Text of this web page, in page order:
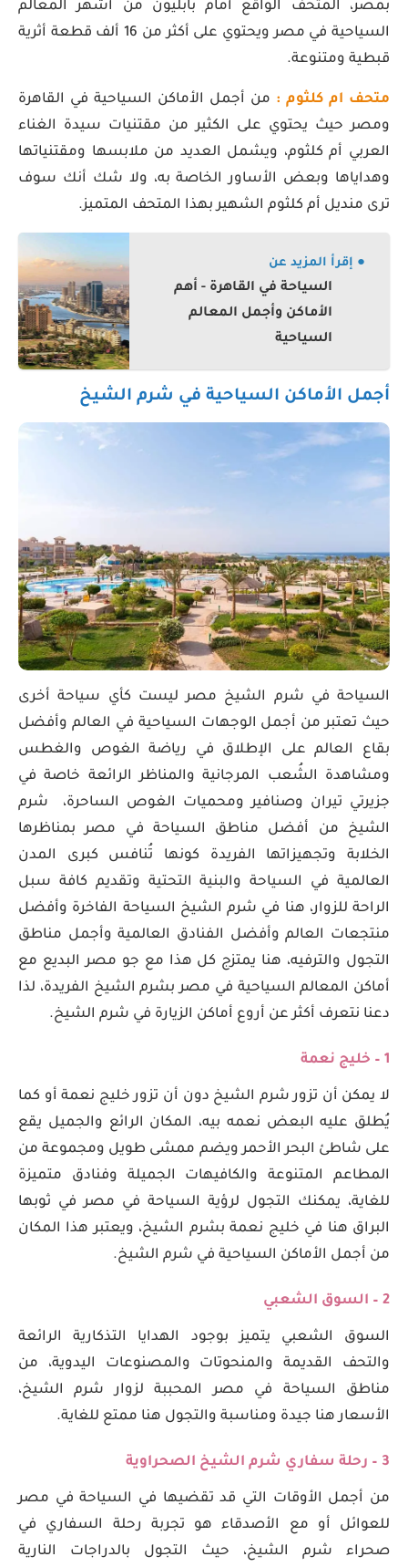
بمصر، المتحف الواقع أمام بابليون من أشهر المعالم
السياحية في مصر ويحتوي على أكثر من 16 ألف قطعة أثرية
قبطية ومتنوعة.
متحف ام كلثوم : من أجمل الأماكن السياحية في القاهرة
ومصر حيث يحتوي على الكثير من مقتنيات سيدة الغناء
العربي أم كلثوم، ويشمل العديد من ملابسها ومقتنياتها
وهداياها وبعض الأساور الخاصة به، ولا شك أنك سوف
ترى منديل أم كلثوم الشهير بهذا المتحف المتميز.
● إقرأ المزيد عن
السياحة في القاهرة - أهم
الأماكن وأجمل المعالم
السياحية
أجمل الأماكن السياحية في شرم الشيخ
السياحة في شرم الشيخ مصر ليست كأي سياحة أخرى
حيث تعتبر من أجمل الوجهات السياحية في العالم وأفضل
بقاع العالم على الإطلاق في رياضة الغوص والغطس
ومشاهدة الشُعب المرجانية والمناظر الرائعة خاصة في
جزيرتي تيران وصنافير ومحميات الغوص الساحرة، شرم
الشيخ من أفضل مناطق السياحة في مصر بمناظرها
الخلابة وتجهيزاتها الفريدة كونها تُنافس كبرى المدن
العالمية في السياحة والبنية التحتية وتقديم كافة سبل
الراحة للزوار، هنا في شرم الشيخ السياحة الفاخرة وأفضل
منتجعات العالم وأفضل الفنادق العالمية وأجمل مناطق
التجول والترفيه، هنا يمتزج كل هذا مع جو مصر البديع مع
أماكن المعالم السياحية في مصر بشرم الشيخ الفريدة، لذا
دعنا نتعرف أكثر عن أروع أماكن الزيارة في شرم الشيخ.
1 – خليج نعمة
لا يمكن أن تزور شرم الشيخ دون أن تزور خليج نعمة أو كما
يُطلق عليه البعض نعمه بيه، المكان الرائع والجميل يقع
على شاطئ البحر الأحمر ويضم ممشى طويل ومجموعة من
المطاعم المتنوعة والكافيهات الجميلة وفنادق متميزة
للغاية، يمكنك التجول لرؤية السياحة في مصر في ثوبها
البراق هنا في خليج نعمة بشرم الشيخ، ويعتبر هذا المكان
من أجمل الأماكن السياحية في شرم الشيخ.
2 – السوق الشعبي
السوق الشعبي يتميز بوجود الهدايا التذكارية الرائعة
والتحف القديمة والمنحوتات والمصنوعات اليدوية، من
مناطق السياحة في مصر المحببة لزوار شرم الشيخ،
الأسعار هنا جيدة ومناسبة والتجول هنا ممتع للغاية.
3 – رحلة سفاري شرم الشيخ الصحراوية
من أجمل الأوقات التي قد تقضيها في السياحة في مصر
للعوائل أو مع الأصدقاء هو تجربة رحلة السفاري في
صحراء شرم الشيخ، حيث التجول بالدراجات النارية